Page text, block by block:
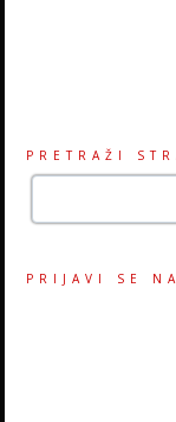
PRETRAŽI
PRIJAVI SE NA